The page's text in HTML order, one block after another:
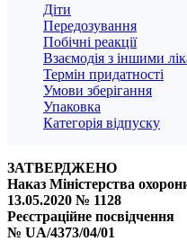
Діти
Передозування
Побічні реакції
Взаємодія з іншими
Термін придатності
Умови зберігання
Упаковка
Категорія відпуску
ЗАТВЕРДЖЕНО
Наказ Міністерства
13.05.2020 № 1128
Реєстраційне посвідчення
№ UA/4373/04/01